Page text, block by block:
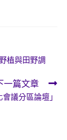
植與田野調
一篇文章
議分區論壇」